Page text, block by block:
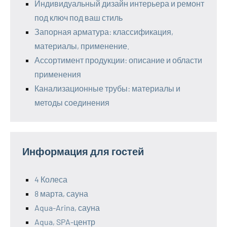
Индивидуальный дизайн интерьера и ремонт
под ключ под ваш стиль
Запорная арматура: классификация,
материалы, применение.
Ассортимент продукции: описание и области
применения
Канализационные трубы: материалы и
методы соединения
Информация для гостей
4 Колеса
8 марта, сауна
Aqua-Arina, сауна
Aqua, SPA-центр